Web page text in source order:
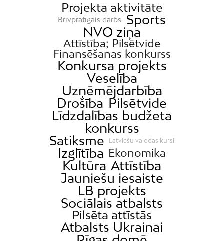
Projekta aktivitāte
Brīvprātīgais darbs
Sports
NVO ziņa
Attīstība; Pilsētvide
Finansēšanas konkurss
Konkursa projekts
Veselība
Uzņēmējdarbība
Drošība Pilsētvide
Līdzdalības budžeta
konkurss
Satiksme
Latviešu valodas kursi
Izglītība Ekonomika
Kultūra Attīstība
Jauniešu iesaiste
LB projekts
Sociālais atbalsts
Pilsēta attīstās
Atbalsts Ukrainai